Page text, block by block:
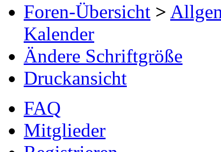
Foren-Übersicht >
Kalender
Ändere Schriftgröße
Druckansicht
FAQ
Mitglieder